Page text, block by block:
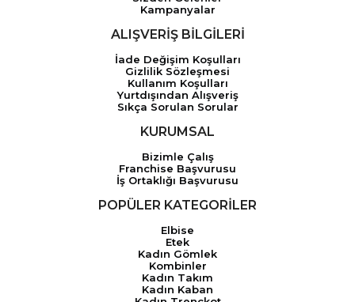
Kampanyalar
ALIŞVERİŞ BİLGİLERİ
İade Değişim Koşulları
Gizlilik Sözleşmesi
Kullanım Koşulları
Yurtdışından Alışveriş
Sıkça Sorulan Sorular
KURUMSAL
Bizimle Çalış
Franchise Başvurusu
İş Ortaklığı Başvurusu
POPÜLER KATEGORİLER
Elbise
Etek
Kadın Gömlek
Kombinler
Kadın Takım
Kadın Kaban